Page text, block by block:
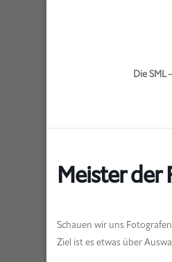
Die SML
Meister der
Schauen wir uns
Ziel ist es etwas über